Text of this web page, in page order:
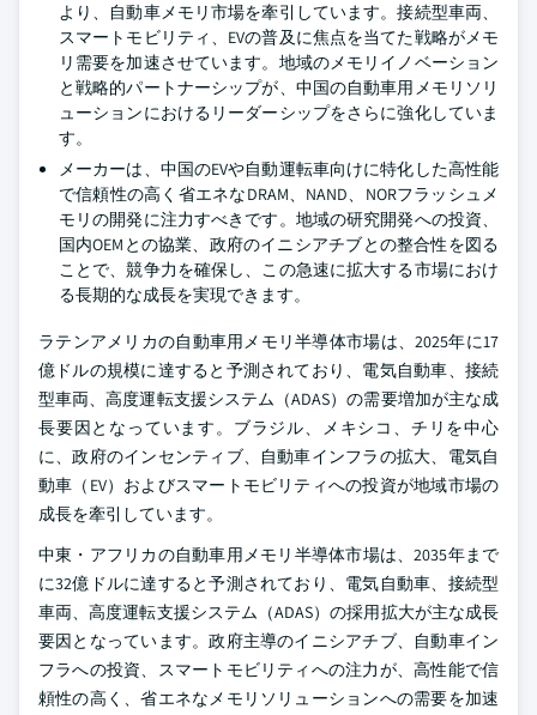
より、自動車メモリ市場を牽引しています。接続型車両、
スマートモビリティ、EVの普及に焦点を当てた戦略がメモ
リ需要を加速させています。地域のメモリイノベーション
と戦略的パートナーシップが、中国の自動車用メモリソリ
ューションにおけるリーダーシップをさらに強化していま
す。
メーカーは、中国のEVや自動運転車向けに特化した高性能
で信頼性の高く省エネなDRAM、NAND、NORフラッシュメ
モリの開発に注力すべきです。地域の研究開発への投資、
国内OEMとの協業、政府のイニシアチブとの整合性を図る
ことで、競争力を確保し、この急速に拡大する市場におけ
る長期的な成長を実現できます。
ラテンアメリカの自動車用メモリ半導体市場は、2025年に17
億ドルの規模に達すると予測されており、電気自動車、接続
型車両、高度運転支援システム（ADAS）の需要増加が主な成
長要因となっています。ブラジル、メキシコ、チリを中心
に、政府のインセンティブ、自動車インフラの拡大、電気自
動車（EV）およびスマートモビリティへの投資が地域市場の
成長を牽引しています。
中東・アフリカの自動車用メモリ半導体市場は、2035年まで
に32億ドルに達すると予測されており、電気自動車、接続型
車両、高度運転支援システム（ADAS）の採用拡大が主な成長
要因となっています。政府主導のイニシアチブ、自動車イン
フラへの投資、スマートモビリティへの注力が、高性能で信
頼性の高く、省エネなメモリソリューションへの需要を加速